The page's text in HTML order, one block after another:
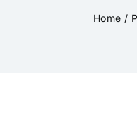
Home